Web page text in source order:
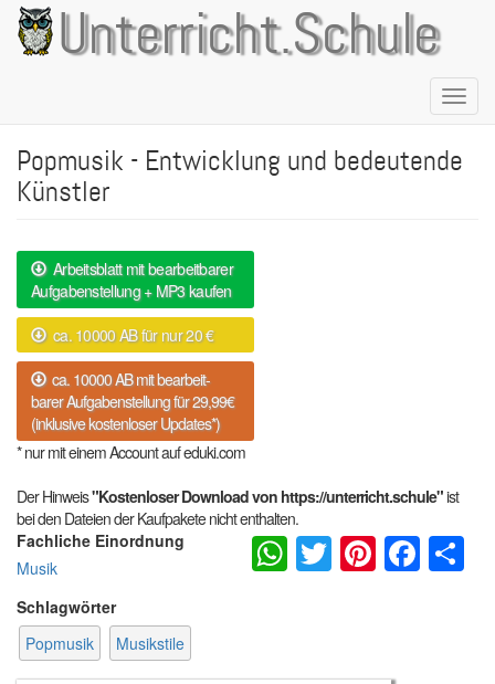
Direkt
zum
Inhalt
Unterricht.Schule
Popmusik - Entwicklung und bedeutende
Künstler
Arbeitsblatt mit bearbeitbarer
Aufgabenstellung + MP3 kaufen
ca. 10000 AB für nur 20 €
ca. 10000 AB mit bearbeit-
barer Aufgabenstellung für 29,99€
(inklusive kostenloser Updates*)
* nur mit einem Account auf eduki.com
Der Hinweis"Kostenloser Download von https://unterricht.schule"ist
bei den Dateien der Kaufpakete nicht enthalten.
Fachliche Einordnung
Musik
Schlagwörter
Popmusik
Musikstile
WhatsApp
Twitter